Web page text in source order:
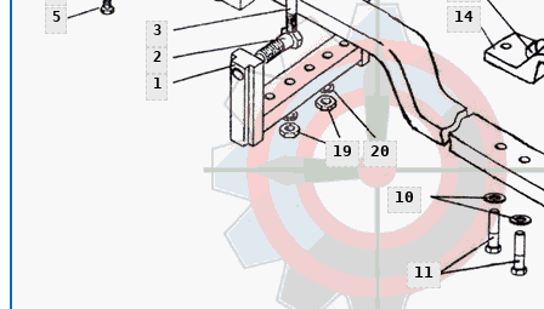
1
2
3
5
10
11
14
19 20